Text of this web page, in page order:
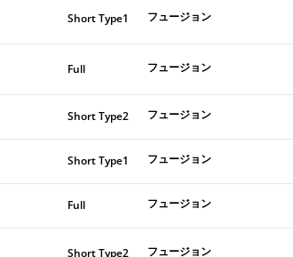
Short Type1 フュージョン
Full フュージョン
Short Type2 フュージョン
Short Type1 フュージョン
Full フュージョン
Short Type2 フュージョン